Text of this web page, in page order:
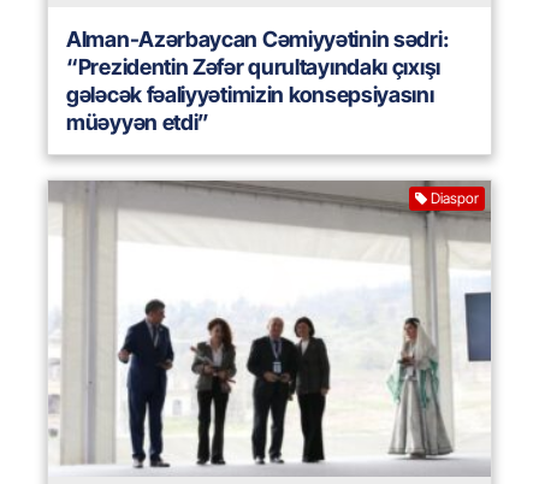
Alman-Azərbaycan Cəmiyyətinin sədri:
“Prezidentin Zəfər qurultayındakı çıxışı
gələcək fəaliyyətimizin konsepsiyasını
müəyyən etdi”
Diaspor